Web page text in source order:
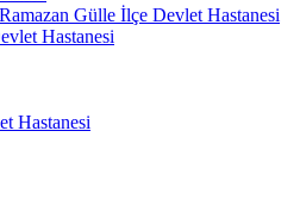
Gülle İlçe Devlet Hastanesi
Hastanesi
Hastanesi